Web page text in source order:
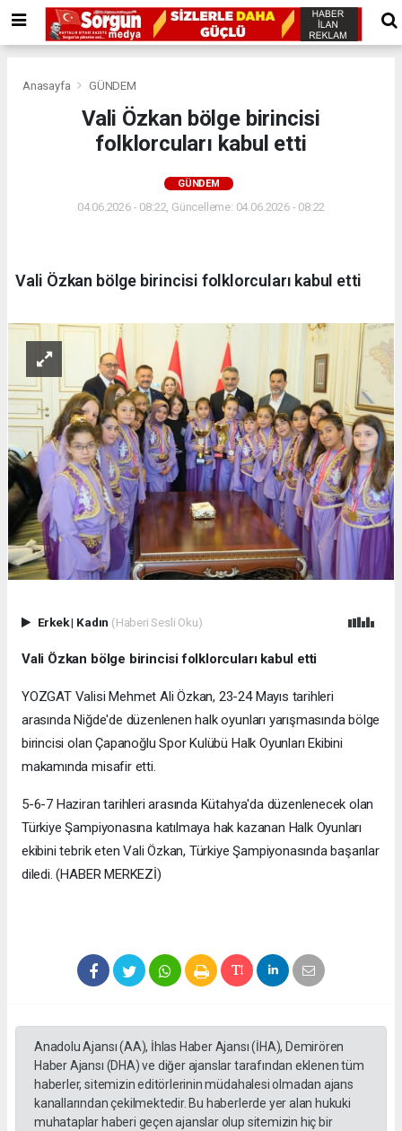
Anasayfa GÜNDEM
Vali Özkan bölge birincisi
folklorcuları kabul etti
GÜNDEM
04.06.2026 - 08:22, Güncelleme: 04.06.2026 - 08:22
Vali Özkan bölge birincisi folklorcuları kabul etti
Erkek| Kadın (Haberi Sesli Oku)
Vali Özkan bölge birincisi folklorcuları kabul etti
YOZGAT Valisi Mehmet Ali Özkan, 23-24 Mayıs tarihleri
arasında Niğde'de düzenlenen halk oyunları yarışmasında bölge
birincisi olan Çapanoğlu Spor Kulübü Halk Oyunları Ekibini
makamında misafir etti.
5-6-7 Haziran tarihleri arasında Kütahya'da düzenlenecek olan
Türkiye Şampiyonasına katılmaya hak kazanan Halk Oyunları
ekibini tebrik eten Vali Özkan, Türkiye Şampiyonasında başarılar
diledi. (HABER MERKEZİ)
Anadolu Ajansı (AA), İhlas Haber Ajansı (İHA), Demirören
Haber Ajansı (DHA) ve diğer ajanslar tarafından eklenen tüm
haberler, sitemizin editörlerinin müdahalesi olmadan ajans
kanallarından çekilmektedir. Bu haberlerde yer alan hukuki
muhataplar haberi geçen ajanslar olup sitemizin hiç bir